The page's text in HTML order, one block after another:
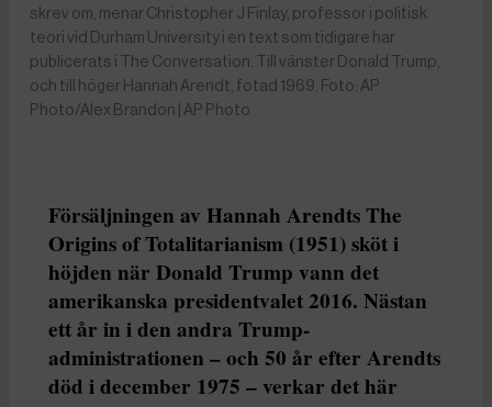
skrev om, menar Christopher J Finlay, professor i politisk
teori vid Durham University i en text som tidigare har
publicerats i The Conversation. Till vänster Donald Trump,
och till höger Hannah Arendt, fotad 1969. Foto: AP
Photo/Alex Brandon | AP Photo
Försäljningen av Hannah Arendts The
Origins of Totalitarianism (1951) sköt i
höjden när Donald Trump vann det
amerikanska presidentvalet 2016. Nästan
ett år in i den andra Trump-
administrationen – och 50 år efter Arendts
död i december 1975 – verkar det här